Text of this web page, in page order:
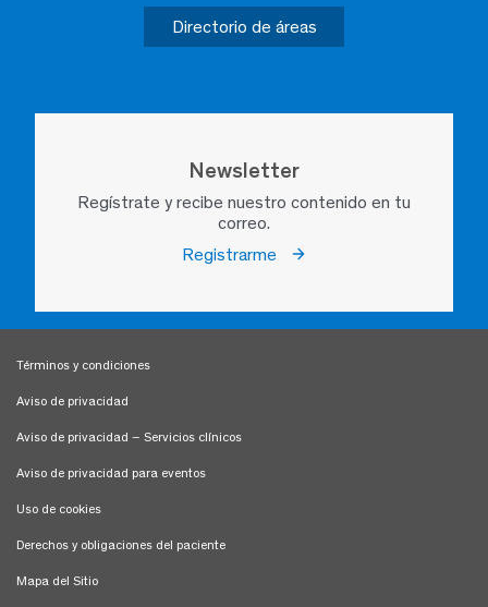
Directorio de áreas
Newsletter
Regístrate y recibe nuestro contenido en tu
correo.
Registrarme
Términos y condiciones
Aviso de privacidad
Aviso de privacidad – Servicios clínicos
Aviso de privacidad para eventos
Uso de cookies
Derechos y obligaciones del paciente
Mapa del Sitio